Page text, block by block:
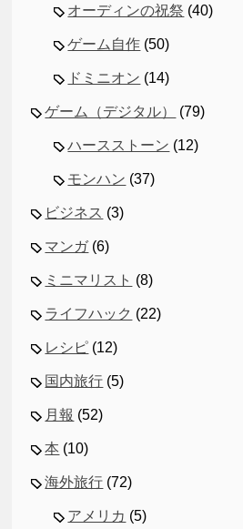
オーディンの祝祭 (40)
ゲーム自作 (50)
ドミニオン (14)
ゲーム（デジタル） (79)
ハースストーン (12)
モンハン (37)
ビジネス (3)
マンガ(6)
ミニマリスト (8)
ライフハック (22)
レシピ (12)
国内旅行 (5)
月報 (52)
本 (10)
海外旅行 (72)
アメリカ (5)